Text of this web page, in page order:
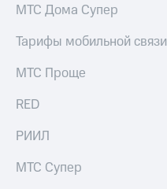
МТС Дома Супер
Тарифы мобильной связи
МТС Проще
RED
РИИЛ
МТС Супер